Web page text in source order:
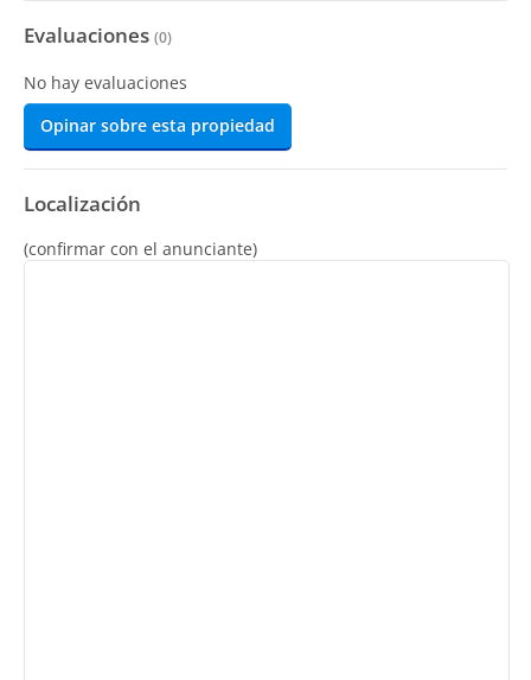
Evaluaciones (0)
No hay evaluaciones
Opinar sobre esta propiedad
Localización
(confirmar con el anunciante)